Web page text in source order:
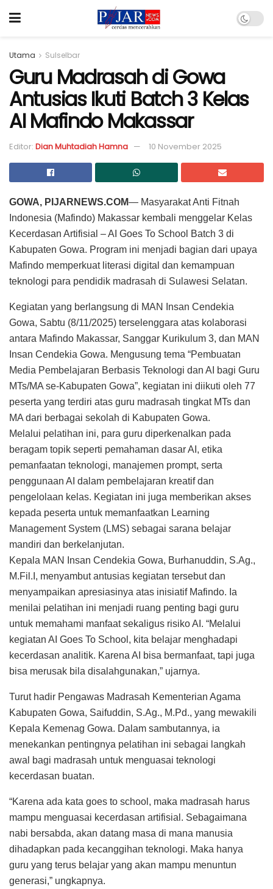
Utama Sulselbar
Guru Madrasah di Gowa
Antusias Ikuti Batch 3 Kelas
AI Mafindo Makassar
Editor: Dian Muhtadiah Hamna 10 November 2025
GOWA, PIJARNEWS.COM— Masyarakat Anti Fitnah
Indonesia (Mafindo) Makassar kembali menggelar Kelas
Kecerdasan Artifisial – AI Goes To School Batch 3 di
Kabupaten Gowa. Program ini menjadi bagian dari upaya
Mafindo memperkuat literasi digital dan kemampuan
teknologi para pendidik madrasah di Sulawesi Selatan.
Kegiatan yang berlangsung di MAN Insan Cendekia
Gowa, Sabtu (8/11/2025) terselenggara atas kolaborasi
antara Mafindo Makassar, Sanggar Kurikulum 3, dan MAN
Insan Cendekia Gowa. Mengusung tema “Pembuatan
Media Pembelajaran Berbasis Teknologi dan AI bagi Guru
MTs/MA se-Kabupaten Gowa”, kegiatan ini diikuti oleh 77
peserta yang terdiri atas guru madrasah tingkat MTs dan
MA dari berbagai sekolah di Kabupaten Gowa.
Melalui pelatihan ini, para guru diperkenalkan pada
beragam topik seperti pemahaman dasar AI, etika
pemanfaatan teknologi, manajemen prompt, serta
penggunaan AI dalam pembelajaran kreatif dan
pengelolaan kelas. Kegiatan ini juga memberikan akses
kepada peserta untuk memanfaatkan Learning
Management System (LMS) sebagai sarana belajar
mandiri dan berkelanjutan.
Kepala MAN Insan Cendekia Gowa, Burhanuddin, S.Ag.,
M.Fil.I, menyambut antusias kegiatan tersebut dan
menyampaikan apresiasinya atas inisiatif Mafindo. Ia
menilai pelatihan ini menjadi ruang penting bagi guru
untuk memahami manfaat sekaligus risiko AI. “Melalui
kegiatan AI Goes To School, kita belajar menghadapi
kecerdasan analitik. Karena AI bisa bermanfaat, tapi juga
bisa merusak bila disalahgunakan,” ujarnya.
Turut hadir Pengawas Madrasah Kementerian Agama
Kabupaten Gowa, Saifuddin, S.Ag., M.Pd., yang mewakili
Kepala Kemenag Gowa. Dalam sambutannya, ia
menekankan pentingnya pelatihan ini sebagai langkah
awal bagi madrasah untuk menguasai teknologi
kecerdasan buatan.
“Karena ada kata goes to school, maka madrasah harus
mampu menguasai kecerdasan artifisial. Sebagaimana
nabi bersabda, akan datang masa di mana manusia
dihadapkan pada kecanggihan teknologi. Maka hanya
guru yang terus belajar yang akan mampu menuntun
generasi,” ungkapnya.